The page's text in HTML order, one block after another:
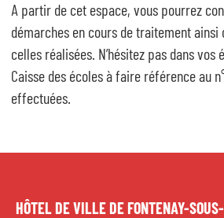
Famille
Portail
Cadre de
A partir de cet espace, vous pourrez
démarches en cours de traitement ainsi
celles réalisées. N’hésitez pas dans vos
Caisse des écoles à faire référence au
effectuées.
HÔTEL DE VILLE DE FONTENAY-